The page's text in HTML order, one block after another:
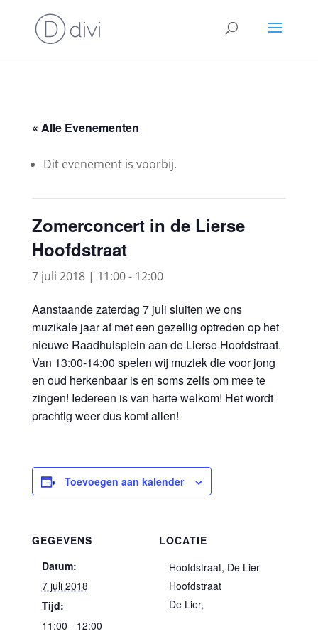
« Alle Evenementen
Dit evenement is voorbij.
Zomerconcert in de Lierse
Hoofdstraat
7 juli 2018 | 11:00- 12:00
Aanstaande zaterdag 7 juli sluiten we ons
muzikale jaar af met een gezellig optreden op het
nieuwe Raadhuisplein aan de Lierse Hoofdstraat.
Van 13:00-14:00 spelen wij muziek die voor jong
en oud herkenbaar is en soms zelfs om mee te
zingen! Iedereen is van harte welkom! Het wordt
prachtig weer dus komt allen!
Toevoegen aan kalender
GEGEVENS
Datum:
7 juli 2018
Tijd:
11:00 - 12:00
LOCATIE
Hoofdstraat, De Lier
Hoofdstraat
De Lier,